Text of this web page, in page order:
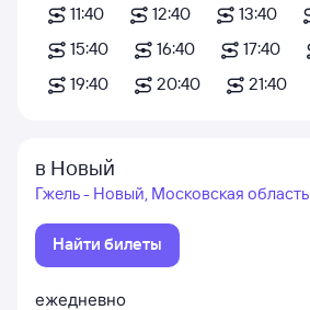
11:40
12:40 13:40
15:40
16:40 17:40
19:40
20:40 21:40
в Новый
Гжель - Новый, Московская область
Найти билеты
ежедневно